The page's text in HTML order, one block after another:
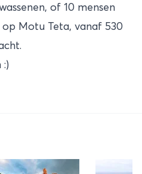
of 10 mensen
Motu Teta, vanaf 530
:)